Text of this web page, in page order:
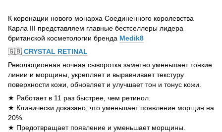
К коронации нового монарха Соединенного королевства
Карла III представляем главные бестселлеры лидера
британской косметологии бренда Medik8
🇬🇧 CRYSTAL RETINAL
Революционная ночная сыворотка заметно уменьшает тонкие
линии и морщины, укрепляет и выравнивает текстуру
поверхности кожи, обновляет и улучшает тон и тонус кожи.
★ Работает в 11 раз быстрее, чем ретинол.
★ Клинически доказано, что уменьшает появление морщин на
20%.
★ Предотвращает появление и уменьшает морщины.